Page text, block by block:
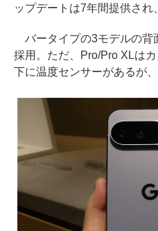
ップデートは7年間提供され
バータイプの3モデルの背
採用。ただ、Pro/Pro XLは
下に温度センサーがあるが、